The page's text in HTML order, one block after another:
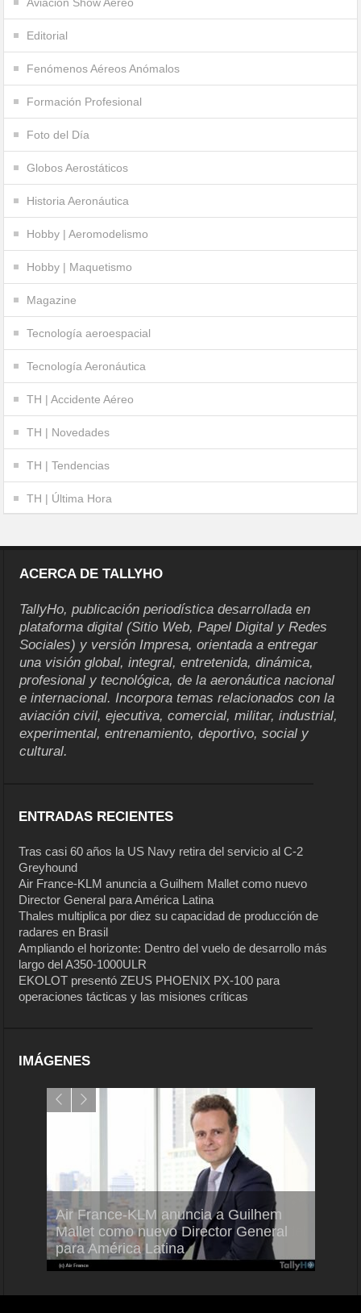
Editorial
Fenómenos Aéreos Anómalos
Formación Profesional
Foto del Día
Globos Aerostáticos
Historia Aeronáutica
Hobby | Aeromodelismo
Hobby | Maquetismo
Magazine
Tecnología aeroespacial
Tecnología Aeronáutica
TH | Accidente Aéreo
TH | Novedades
TH | Tendencias
TH | Última Hora
ACERCA DE TALLYHO
TallyHo, publicación periodística desarrollada en
plataforma digital (Sitio Web, Papel Digital y Redes
Sociales) y versión Impresa, orientada a entregar
una visión global, integral, entretenida, dinámica,
profesional y tecnológica, de la aeronáutica nacional
e internacional. Incorpora temas relacionados con la
aviación civil, ejecutiva, comercial, militar, industrial,
experimental, entrenamiento, deportivo, social y
cultural.
ENTRADAS RECIENTES
Tras casi 60 años la US Navy retira del servicio al C-2
Greyhound
Air France-KLM anuncia a Guilhem Mallet como nuevo
Director General para América Latina
Thales multiplica por diez su capacidad de producción de
radares en Brasil
Ampliando el horizonte: Dentro del vuelo de desarrollo más
largo del A350-1000ULR
EKOLOT presentó ZEUS PHOENIX PX-100 para
operaciones tácticas y las misiones críticas
IMÁGENES
Air France-KLM anuncia a Guilhem
Mallet como nuevo Director General
para América Latina